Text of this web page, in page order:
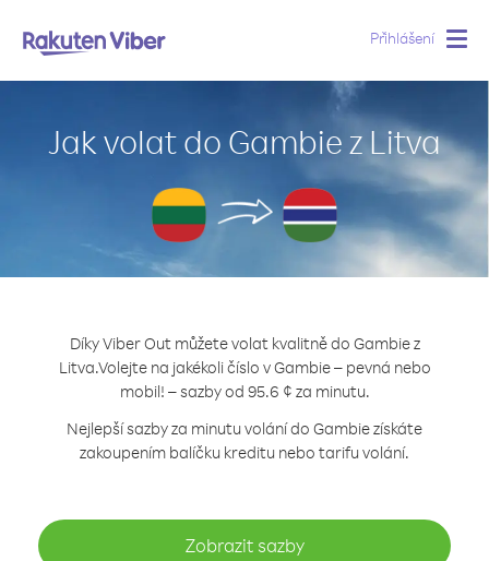
Přihlášení
Jak volat do Gambie z Litva
Díky Viber Out můžete volat kvalitně do Gambie z
Litva.Volejte na jakékoli číslo v Gambie – pevná nebo
mobil! – sazby od 95.6 ¢ za minutu.
Nejlepší sazby za minutu volání do Gambie získáte
zakoupením balíčku kreditu nebo tarifu volání.
Zobrazit sazby